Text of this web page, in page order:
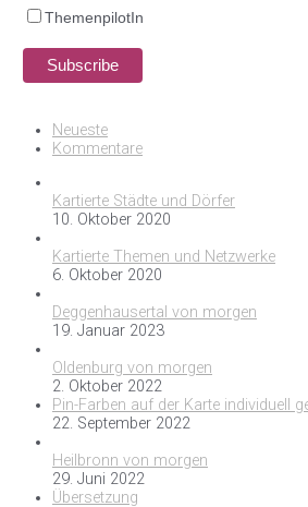
ThemenpilotIn
Neueste
Kommentare
Kartierte Städte und Dörfer
10. Oktober 2020
Kartierte Themen und Netzwerke
6. Oktober 2020
Deggenhausertal von morgen
19. Januar 2023
Oldenburg von morgen
2. Oktober 2022
Pin-Farben auf der Karte individuell
22. September 2022
Heilbronn von morgen
29. Juni 2022
Übersetzung